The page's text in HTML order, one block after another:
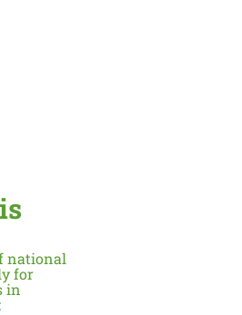
national
for
in